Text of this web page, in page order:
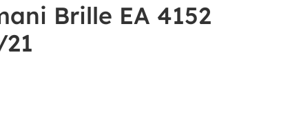
Brille EA 4152